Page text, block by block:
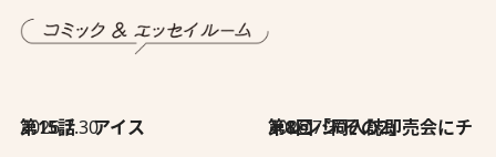
2026.7.30
第15話 アイス 2026.7.30
第8回「同人誌即売会にチャレンジ その2」